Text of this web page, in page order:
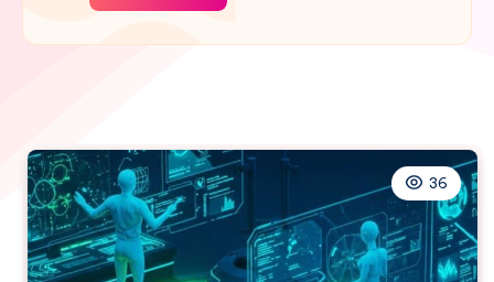
36